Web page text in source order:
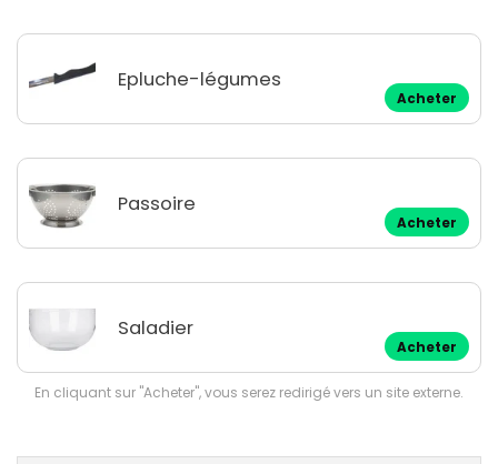
Epluche-légumes
Acheter
Passoire
Acheter
Saladier
Acheter
En cliquant sur "Acheter", vous serez redirigé vers un site externe.